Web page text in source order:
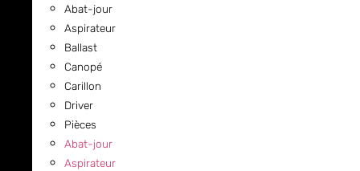
Abat-jour
Aspirateur
Ballast
Canopé
Carillon
Driver
Pièces
Abat-jour
Aspirateur